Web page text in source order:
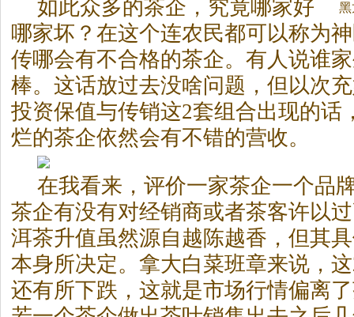
度
如此众多的茶企，究竟哪家好
哪家坏？在这个连农民都可以称为
传哪会有不合格的茶企。有人说谁
棒。这话放过去没啥问题，但以次
投资保值与传销这2套组合出现的话
烂的茶企依然会有不错的营收。
在我看来，评价一家茶企一个品
茶企有没有对经销商或者茶客许以
洱茶升值虽然源自越陈越香，但其
本身所决定。拿大白菜班章来说，
还有所下跌，这就是市场行情偏离